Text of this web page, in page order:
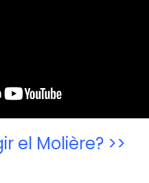
el Molière? >>